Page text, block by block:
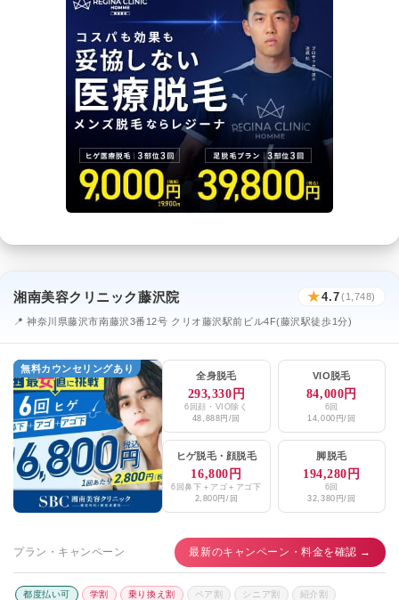
湘南美容クリニック藤沢院 ★4.7(1,748)
📍 神奈川県藤沢市南藤沢3番12号 クリオ藤沢駅前ビル4F(藤沢駅徒歩1分)
無料カウンセリングあり
全身脱毛
293,330円
6回顔・VIO除く
48,888円/回
VIO脱毛
84,000円
6回
14,000円/回
ヒゲ脱毛・ 顔脱毛
16,800円
6回鼻下＋アゴ＋アゴ下
2,800円/回
脚脱毛
194,280円
6回
32,380円/回
プラン・キャンペーン 最新のキャンペーン・料金を確認 →
都度払い可 学割 乗り換え割 ペア割 シニア割 紹介割